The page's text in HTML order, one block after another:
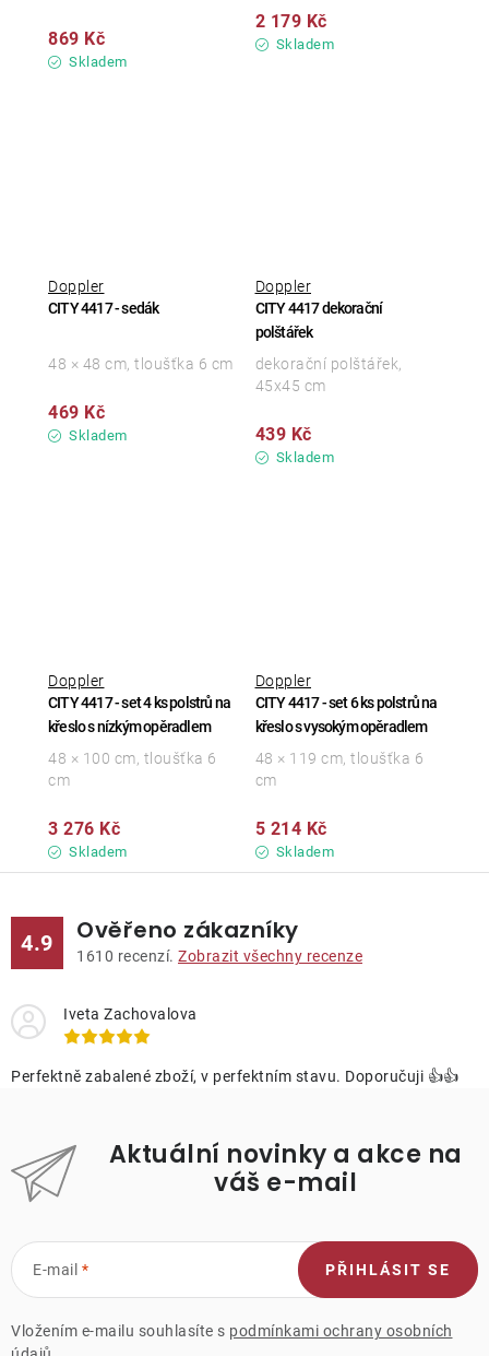
Skladem
869 Kč Skladem
2 179 Kč
CITY 4417 - sedák
Doppler
Skladem
469 Kč
48 × 48 cm, tloušťka 6 cm
CITY 4417 dekorační
polštářek
Doppler
Skladem
439 Kč
dekorační polštářek,
45x45 cm
CITY 4417 - set 4 ks polstrů na
křeslo s nízkým opěradlem
Doppler
Skladem
3 276 Kč
48 × 100 cm, tloušťka 6
cm
CITY 4417 - set 6 ks polstrů na
křeslo s vysokým opěradlem
Doppler
Skladem
5 214 Kč
48 × 119 cm, tloušťka 6
cm
4.9 Ověřeno zákazníky
1610 recenzí. Zobrazit všechny recenze
Iveta Zachovalova
Perfektně zabalené zboží, v perfektním stavu. Doporučuji 👍👍
Aktuální novinky a akce na
váš e-mail
E-mail
Vložením e-mailu souhlasíte s podmínkami ochrany osobních
PŘIHLÁSIT SE